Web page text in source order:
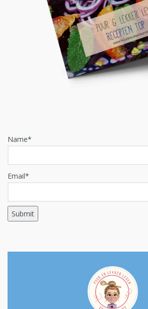
Name*
Email*